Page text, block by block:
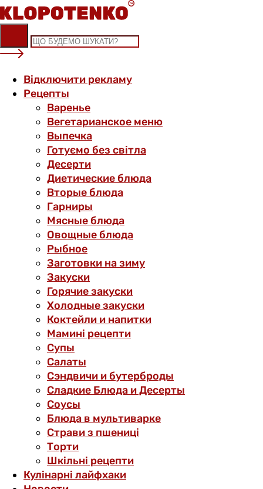
Skip
to
content
Відключити рекламу
Рецепты
Варенье
Вегетарианское меню
Выпечка
Готуємо без світла
Десерти
Диетические блюда
Вторые блюда
Гарниры
Мясные блюда
Овощные блюда
Рыбное
Заготовки на зиму
Закуски
Горячие закуски
Холодные закуски
Коктейли и напитки
Мамині рецепти
Супы
Салаты
Сэндвичи и бутерброды
Сладкие Блюда и Десерты
Соусы
Блюда в мультиварке
Страви з пшениці
Торти
Шкільні рецепти
Кулінарні лайфхаки